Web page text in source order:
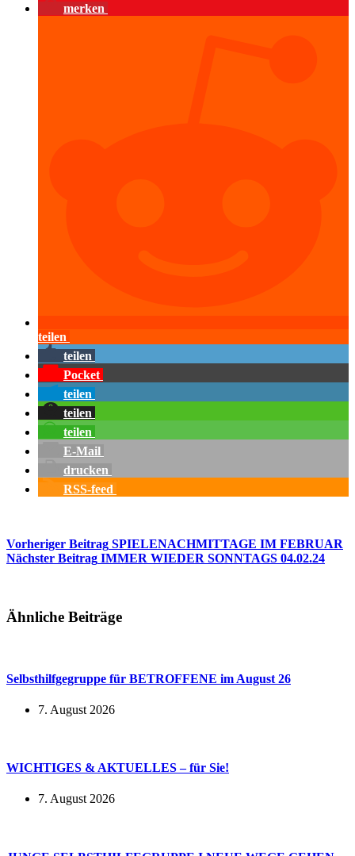
merken
teilen
teilen
Pocket
teilen
teilen
teilen
E-Mail
drucken
RSS-feed
Vorheriger Beitrag SPIELENACHMITTAGE IM FEBRUAR
Nächster Beitrag IMMER WIEDER SONNTAGS 04.02.24
Ähnliche Beiträge
Selbsthilfgegruppe für BETROFFENE im August 26
7. August 2026
WICHTIGES & AKTUELLES – für Sie!
7. August 2026